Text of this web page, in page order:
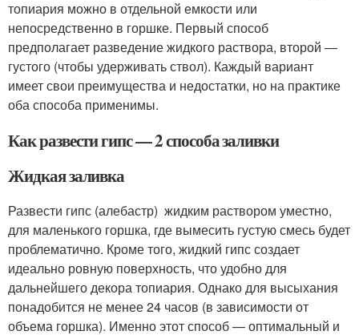
топиария можно в отдельной емкости или
непосредственно в горшке. Первый способ
предполагает разведение жидкого раствора, второй —
густого (чтобы удерживать ствол). Каждый вариант
имеет свои преимущества и недостатки, но на практике
оба способа применимы.
Как развести гипс — 2 способа заливки
Жидкая заливка
Развести гипс (алебастр) жидким раствором уместно,
для маленького горшка, где вымесить густую смесь будет
проблематично. Кроме того, жидкий гипс создает
идеально ровную поверхность, что удобно для
дальнейшего декора топиария. Однако для высыхания
понадобится не менее 24 часов (в зависимости от
объема горшка). Именно этот способ — оптимальный и